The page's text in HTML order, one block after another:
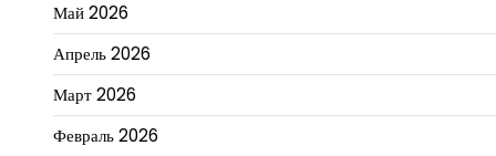
Май 2026
Апрель 2026
Март 2026
Февраль 2026